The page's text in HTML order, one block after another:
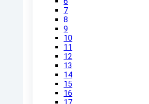
7
8
9
10
11
12
13
14
15
16